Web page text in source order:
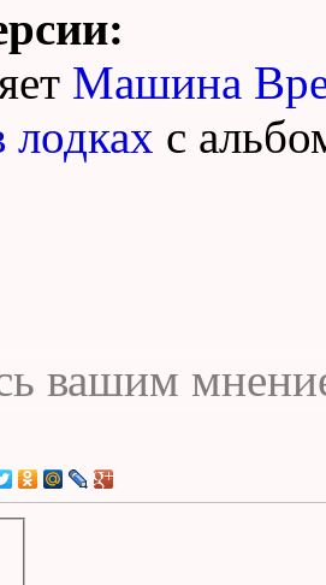
Машина
с